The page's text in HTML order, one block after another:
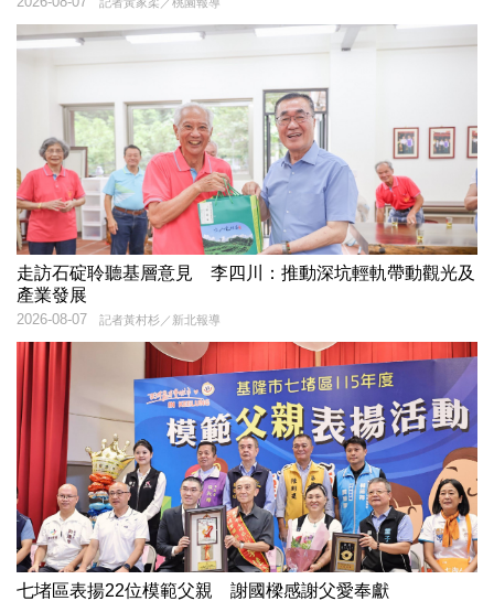
走訪石碇聆聽基層意見 李四川：推動深坑輕軌帶動觀光及
產業發展
記者黃村杉／新北報導
2026-08-07
七堵區表揚22位模範父親 謝國樑感謝父愛奉獻